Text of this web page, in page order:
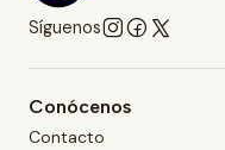
Síguenos
Conócenos
Contacto